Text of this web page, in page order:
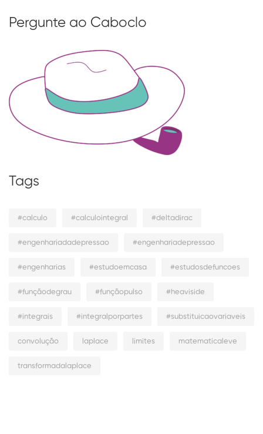
Pergunte ao Caboclo
Tags
#calculo #calculointegral #deltadirac
#engenhariadadepressao #engenhariadepressao
#engenharias #estudoemcasa #estudosdefuncoes
#funçãodegrau #funçãopulso #heaviside
#integrais #integralporpartes #substituicaovariaveis
convolução laplace limites matematicaleve
transformadalaplace